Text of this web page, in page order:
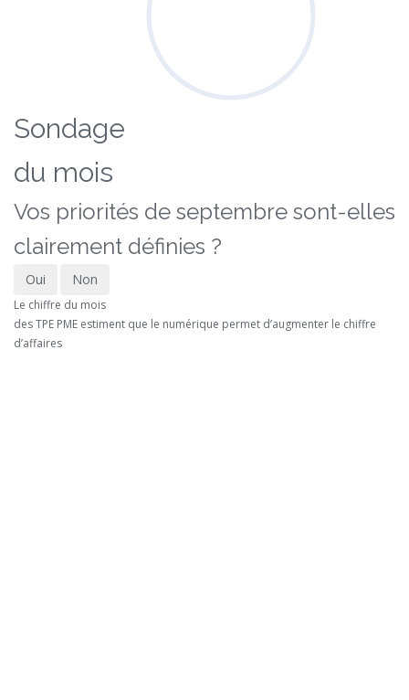
Sondage
du mois
Vos priorités de septembre sont-elles
clairement définies ?
Oui Non
Le chiffre du mois
des TPE PME estiment que le numérique permet d’augmenter le chiffre
d’affaires